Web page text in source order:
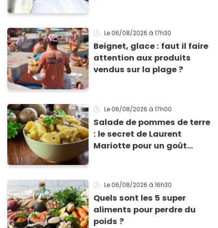
Le 06/08/2026 à 17h30
Beignet, glace : faut il faire
attention aux produits
vendus sur la plage ?
Le 06/08/2026 à 17h00
Salade de pommes de terre
: le secret de Laurent
Mariotte pour un goût
Le 06/08/2026 à 16h30
Quels sont les 5 super
aliments pour perdre du
poids ?